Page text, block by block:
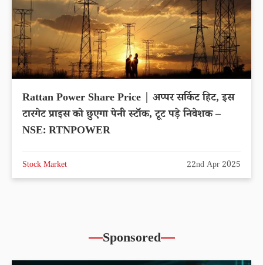
Rattan Power Share Price | अप्पर सर्किट हिट, इस
टारगेट प्राइस को छुएगा पेनी स्टॉक, टूट पड़े निवेशक –
NSE: RTNPOWER
Stock Market 22nd Apr 2025
Sponsored